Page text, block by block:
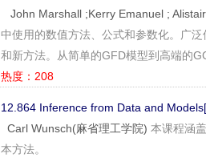
John Marshall ;Kerry Emanuel ;
中使用的数值方法、公式和参数化。广
和新方法。从简单的GFD模型到高端的
热度：208
12.864 Inference from Data and
Carl Wunsch(麻省理工学院) 本课程涵
本方法。